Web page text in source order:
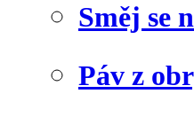
Směj se
Páv z